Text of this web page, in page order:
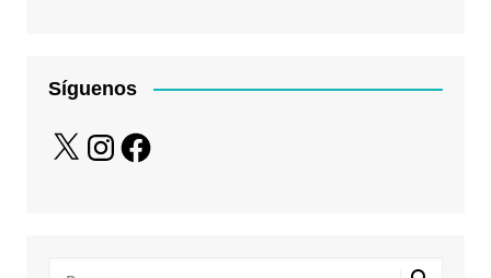
Síguenos
X InstagramFacebook